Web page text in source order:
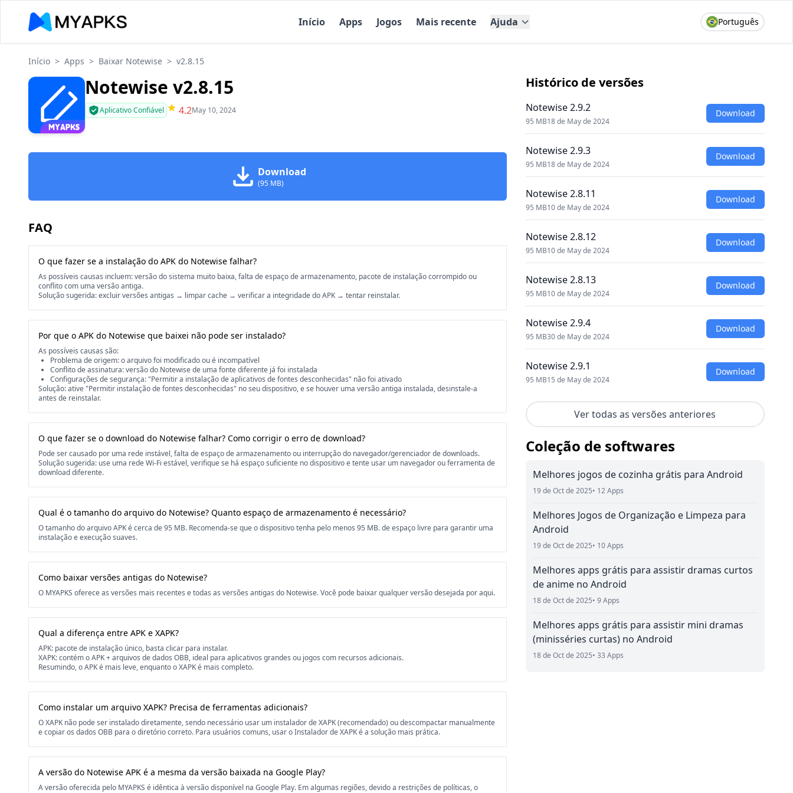
Início Apps Jogos Mais recente Ajuda Português
Início > Apps > Baixar Notewise > v2.8.15
Notewise v2.8.15
Aplicativo Confiável 4.2May 10, 2024
Download
(95 MB)
FAQ
O que fazer se a instalação do APK do Notewise falhar?
As possíveis causas incluem: versão do sistema muito baixa, falta de espaço de armazenamento, pacote de instalação corrompido ou
conflito com uma versão antiga.
Solução sugerida: excluir versões antigas → limpar cache → verificar a integridade do APK → tentar reinstalar.
Por que o APK do Notewise que baixei não pode ser instalado?
As possíveis causas são:
Problema de origem: o arquivo foi modificado ou é incompatível
Conflito de assinatura: versão do Notewise de uma fonte diferente já foi instalada
Configurações de segurança: "Permitir a instalação de aplicativos de fontes desconhecidas" não foi ativado
Solução: ative "Permitir instalação de fontes desconhecidas" no seu dispositivo, e se houver uma versão antiga instalada, desinstale-a
antes de reinstalar.
O que fazer se o download do Notewise falhar? Como corrigir o erro de download?
Pode ser causado por uma rede instável, falta de espaço de armazenamento ou interrupção do navegador/gerenciador de downloads.
Solução sugerida: use uma rede Wi-Fi estável, verifique se há espaço suficiente no dispositivo e tente usar um navegador ou ferramenta de
download diferente.
Qual é o tamanho do arquivo do Notewise? Quanto espaço de armazenamento é necessário?
O tamanho do arquivo APK é cerca de 95 MB. Recomenda-se que o dispositivo tenha pelo menos 95 MB. de espaço livre para garantir uma
instalação e execução suaves.
Como baixar versões antigas do Notewise?
O MYAPKS oferece as versões mais recentes e todas as versões antigas do Notewise. Você pode baixar qualquer versão desejada por aqui.
Qual a diferença entre APK e XAPK?
APK: pacote de instalação único, basta clicar para instalar.
XAPK: contém o APK + arquivos de dados OBB, ideal para aplicativos grandes ou jogos com recursos adicionais.
Resumindo, o APK é mais leve, enquanto o XAPK é mais completo.
Como instalar um arquivo XAPK? Precisa de ferramentas adicionais?
O XAPK não pode ser instalado diretamente, sendo necessário usar um instalador de XAPK (recomendado) ou descompactar manualmente
e copiar os dados OBB para o diretório correto. Para usuários comuns, usar o Instalador de XAPK é a solução mais prática.
A versão do Notewise APK é a mesma da versão baixada na Google Play?
A versão oferecida pelo MYAPKS é idêntica à versão disponível na Google Play. Em algumas regiões, devido a restrições de políticas, o
Histórico de versões
Notewise 2.9.2
95 MB18 de May de 2024
Download
Notewise 2.9.3
95 MB18 de May de 2024
Download
Notewise 2.8.11
95 MB10 de May de 2024
Download
Notewise 2.8.12
95 MB10 de May de 2024
Download
Notewise 2.8.13
95 MB10 de May de 2024
Download
Notewise 2.9.4
95 MB30 de May de 2024
Download
Notewise 2.9.1
95 MB15 de May de 2024
Download
Ver todas as versões anteriores
Coleção de softwares
Melhores jogos de cozinha grátis para Android
19 de Oct de 2025• 12 Apps
Melhores Jogos de Organização e Limpeza para
Android
19 de Oct de 2025• 10 Apps
Melhores apps grátis para assistir dramas curtos
de anime no Android
18 de Oct de 2025• 9 Apps
Melhores apps grátis para assistir mini dramas
(minisséries curtas) no Android
18 de Oct de 2025• 33 Apps